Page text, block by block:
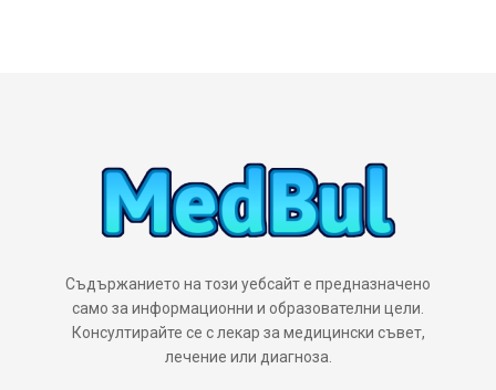
Съдържанието на този уебсайт е предназначено
само за информационни и образователни цели.
Консултирайте се с лекар за медицински съвет,
лечение или диагноза.